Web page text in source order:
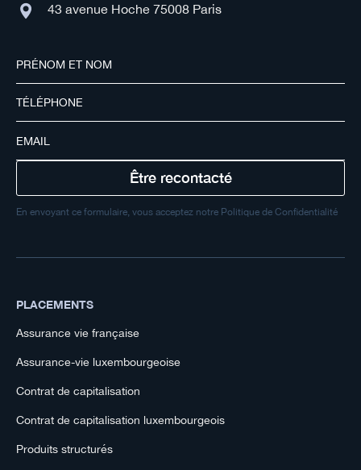
43 avenue Hoche 75008 Paris
En envoyant ce formulaire, vous acceptez notre Politique de Confidentialité
PLACEMENTS
Assurance vie française
Assurance-vie luxembourgeoise
Contrat de capitalisation
Contrat de capitalisation luxembourgeois
Produits structurés